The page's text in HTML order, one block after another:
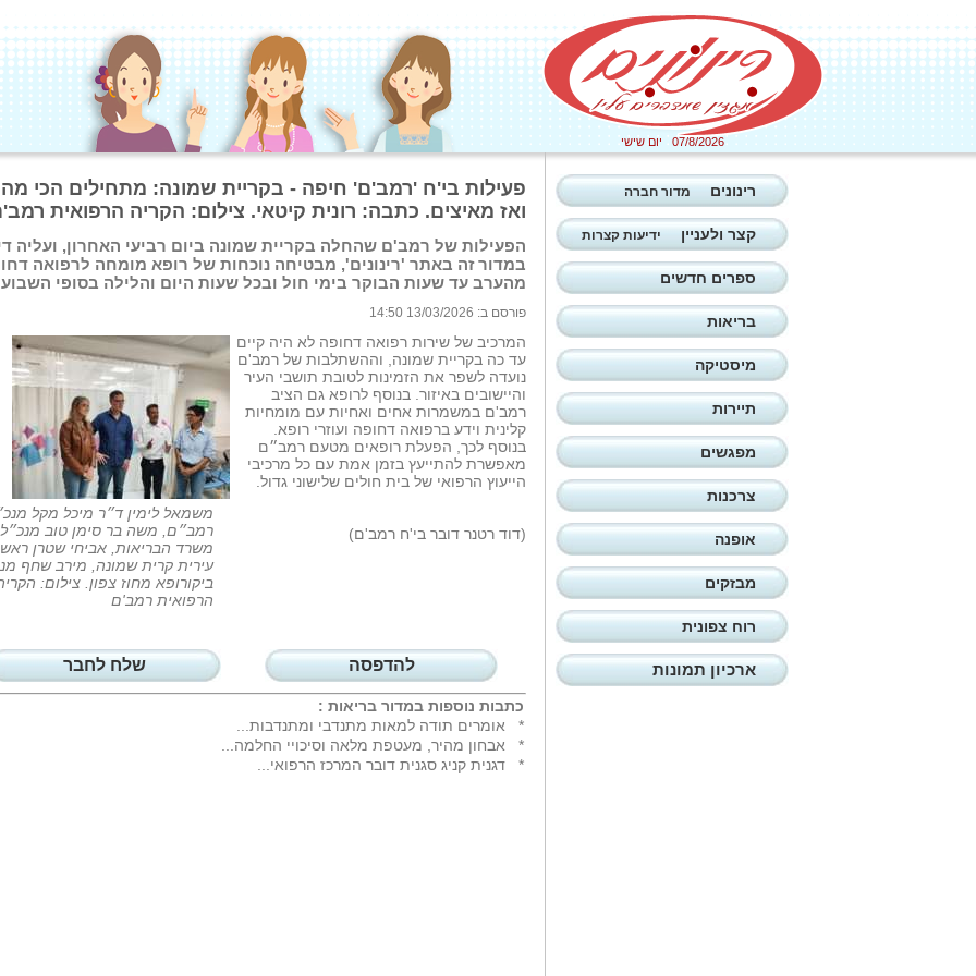
07/8/2026 יום שישי
פעילות בי'ח 'רמב'ם' חיפה - בקריית שמונה: מתחילים הכי
ואז מאיצים. כתבה: רונית קיטאי. צילום: הקריה הרפואית
הפעילות של רמב'ם שהחלה בקריית שמונה ביום רביעי האחרון, ועליה
במדור זה באתר 'רינונים', מבטיחה נוכחות של רופא מומחה לרפואה
מהערב עד שעות הבוקר בימי חול ובכל שעות היום והלילה בסופי השבוע
פורסם ב: 13/03/2026 14:50
משמאל לימין ד״ר מיכל מקל
רמב״ם, משה בר סימן טוב מנכ״ל
משרד הבריאות, אביחי שטרן ראש
עירית קרית שמונה, מירב שחף
ביקורופא מחוז צפון. צילום:
הרפואית רמב'ם
המרכיב של שירות רפואה דחופה לא היה קיים
עד כה בקריית שמונה, וההשתלבות של רמב'ם
נועדה לשפר את הזמינות לטובת תושבי העיר
והיישובים באיזור. בנוסף לרופא גם הציב
רמב'ם במשמרות אחים ואחיות עם מומחיות
קלינית וידע ברפואה דחופה ועוזרי רופא.
בנוסף לכך, הפעלת רופאים מטעם רמב״ם
מאפשרת להתייעץ בזמן אמת עם כל מרכיבי
הייעוץ הרפואי של בית חולים שלישוני גדול.
(דוד רטנר דובר בי'ח רמב'ם)
שלח לחבר להדפסה
כתבות נוספות במדור בריאות :
* אומרים תודה למאות מתנדבי ומתנדבות...
* אבחון מהיר, מעטפת מלאה וסיכויי החלמה...
* דגנית קניג סגנית דובר המרכז הרפואי...
רינונים מדור חברה
קצר ולעניין ידיעות קצרות
ספרים חדשים
בריאות
מיסטיקה
תיירות
מפגשים
צרכנות
אופנה
מבזקים
רוח צפונית
ארכיון תמונות